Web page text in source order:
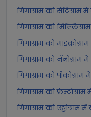
गिगाग्राम को सेंटिग्राम
गिगाग्राम को
गिगाग्राम को
गिगाग्राम को नॅनोग्राम
गिगाग्राम को
गिगाग्राम को
गिगाग्राम को एट्टोग्राम